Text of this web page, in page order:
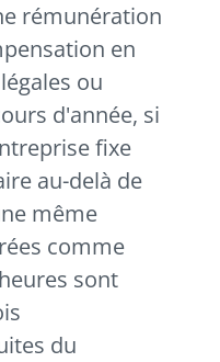
rémunération
en
ou
d'année, si
fixe
au-delà de
même
comme
sont
du